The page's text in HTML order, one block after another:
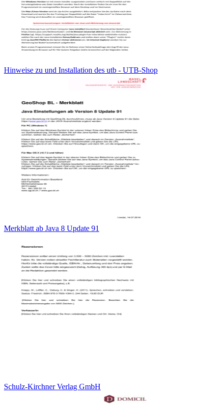
Hinweise zu und Installation des utb - UTB-Shop
Merkblatt ab Java 8 Update 91
Schulz-Kirchner Verlag GmbH